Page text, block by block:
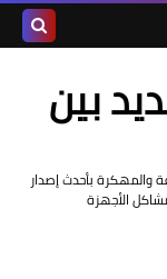
المدونةبين
والمهكرة بأحدث إصدار
الأجهزة